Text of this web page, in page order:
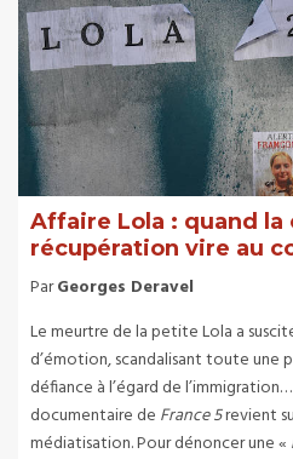
Affaire Lola : quand
récupération vire au
ParGeorges Deravel
Le meurtre de la petite Lola a
d’émotion, scandalisant toute une
défiance à l’égard de
documentaire de France 5revient
médiatisation. Pour dénoncer une «